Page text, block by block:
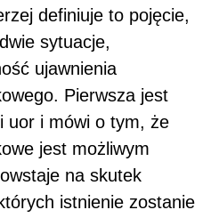
definiuje to pojęcie,
sytuacje,
ujawnienia
Pierwsza jest
uor i mówi o tym, że
jest możliwym
na skutek
istnienie zostanie